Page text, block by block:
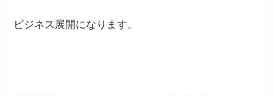
ビジネス展開になります。